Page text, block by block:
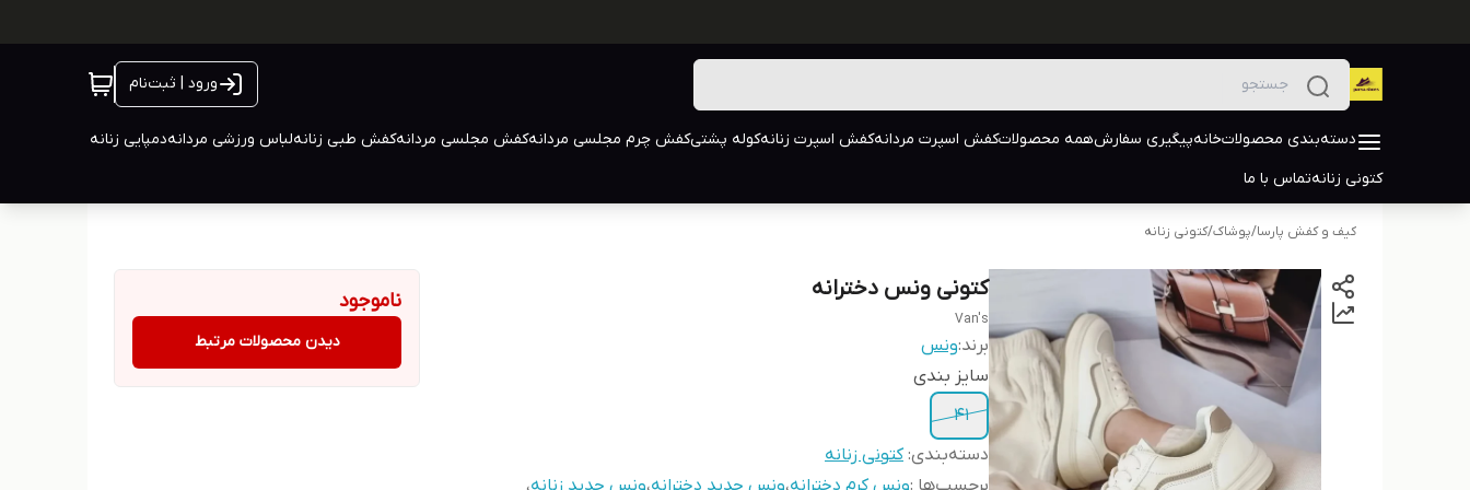
ورود | ثبت‌نام
دسته‌بندی محصولاتخانهپیگیری سفارشهمه محصولاتکفش اسپرت مردانهکفش اسپرت زنانهکوله پشتیکفش چرم مجلسی مردانهکفش مجلسی مردانهکفش طبی زنانهلباس ورزشی مردانهدمپایی زنانه
کتونی زنانهتماس با ما
کیف و کفش پارسا/پوشاک/کتونی زنانه
کتونی ونس دخترانه
Van's
برند:ونس
سایز بندی
41
دسته‌بندی:کتونی زنانه
برچسب‌ها :ونس کرم دخترانه،ونس جدید دخترانه،ونس جدید زنانه،
ناموجود
دیدن محصولات مرتبط